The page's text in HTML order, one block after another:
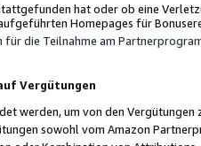
hat oder ob eine
Homepages für
für die Teilnahme am
Vergütungen
werden, um von den
sowohl vom Amazon